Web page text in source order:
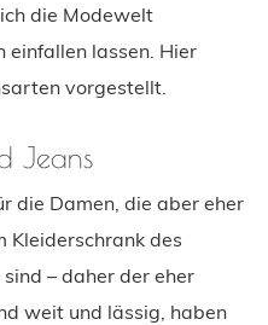
die Modewelt
einfallen lassen. Hier
vorgestellt.
Jeans
die Damen, die aber eher
Kleiderschrank des
– daher der eher
weit und lässig, haben